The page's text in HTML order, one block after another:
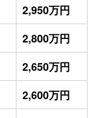
2,950万円
2,800万円
2,650万円
2,600万円